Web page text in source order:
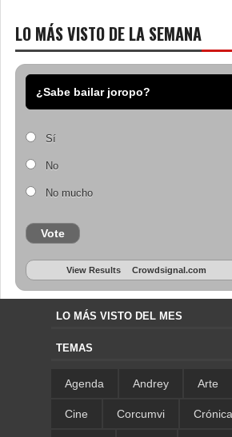
LO MÁS VISTO DE LA SEMANA
¿Sabe bailar joropo?
Sí
No
No mucho
Vote
View Results Crowdsignal.com
LO MÁS VISTO DEL MES
TEMAS
Agenda Andrey Arte
Cine Corcumvi Crónica